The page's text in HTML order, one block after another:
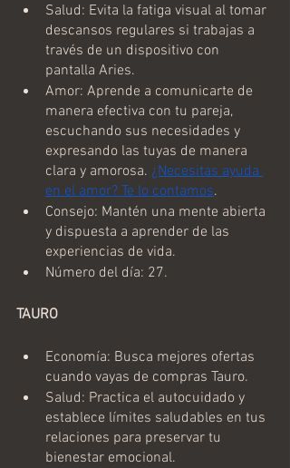
Salud: Evita la fatiga visual al tomar
descansos regulares si trabajas a
través de un dispositivo con
pantalla Aries.
Amor: Aprende a comunicarte de
manera efectiva con tu pareja,
escuchando sus necesidades y
expresando las tuyas de manera
clara y amorosa. ¿Necesitas ayuda
en el amor? Te lo contamos.
Consejo: Mantén una mente abierta
y dispuesta a aprender de las
experiencias de vida.
Número del día: 27.
TAURO
Economía: Busca mejores ofertas
cuando vayas de compras Tauro.
Salud: Practica el autocuidado y
establece límites saludables en tus
relaciones para preservar tu
bienestar emocional.